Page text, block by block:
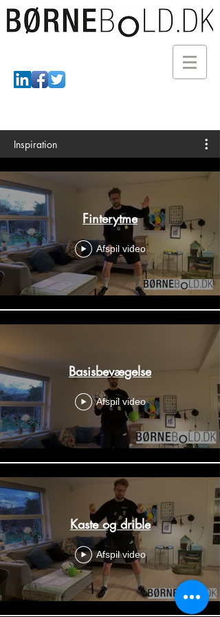
Inspiration
Finterytme
Afspil video
Basisbevægelse
Afspil video
Kaste og drible
Afspil video